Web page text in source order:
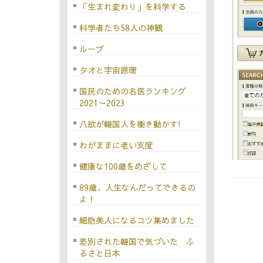
「生まれ変わり」を科学する
科学者たち58人の神観
ループ
タオと宇宙原理
国民のための名医ランキング
2021～2023
八欲が韓国人を衝き動かす!
わがままに老い支度
健康な100歳をめざして
89歳、人生なんだってできるの
よ！
細胞美人になるコツ集めました
差別された韓国で気づいた ふ
るさと日本